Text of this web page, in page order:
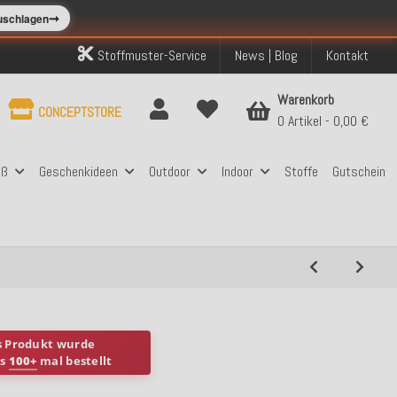
➞
Stoffmuster-Service News | Blog Kontakt
Geschenkideen Outdoor Indoor Stoffe Gutschein
CONCEPTSTORE
Warenkorb
0 Artikel
0,00 €
Produkt wurde
100+ mal bestellt